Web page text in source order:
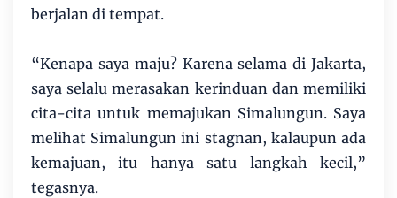
berjalan di tempat.
“Kenapa saya maju? Karena selama di Jakarta,
saya selalu merasakan kerinduan dan memiliki
cita-cita untuk memajukan Simalungun. Saya
melihat Simalungun ini stagnan, kalaupun ada
kemajuan, itu hanya satu langkah kecil,”
tegasnya.